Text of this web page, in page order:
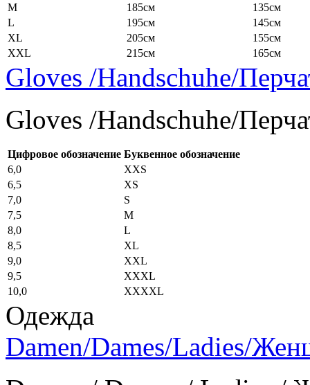
M
185см
135см
L
195см
145см
XL
205см
155см
XXL
215см 165см
Gloves /Handschuhe/
Gloves /Handschuhe/
Цифровое обозначение Буквенное обозначение
6,0
XXS
6,5
XS
7,0
S
7,5
M
8,0
L
8,5
XL
9,0
XXL
9,5
XXXL
10,0
XXXXL
Одежда
Damen/Dames/Ladies/